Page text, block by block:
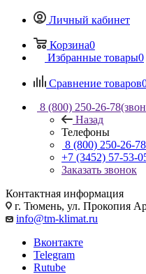
Личный кабинет
Корзина0
Избранные товары0
Сравнение товаров
8 (800) 250-26-78
Назад
Телефоны
8 (800) 250-26-78
+7 (3452) 57-53-
Заказать звонок
Контактная информация
г. Тюмень, ул. Прокопия
info@tm-klimat.ru
Вконтакте
Telegram
Rutube